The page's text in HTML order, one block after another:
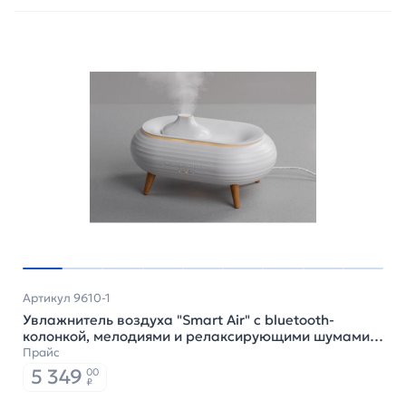
Артикул 9610-1
Увлажнитель воздуха "Smart Air" с bluetooth-
колонкой, мелодиями и релаксирующими шумами,
с подсветкой и ароматизатором, цвет белый
Прайс
5 349 00
₽